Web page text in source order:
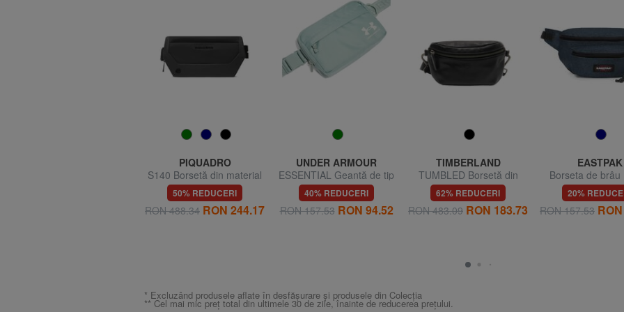
PIQUADRO
S140 Borsetă din material
reciclat
50% REDUCERI
RON 488.34 RON 244.17
UNDER ARMOUR
ESSENTIAL Geantă de tip
borsetă impermeabilă
40% REDUCERI
RON 157.53 RON 94.52
TIMBERLAND
TUMBLED Borsetă din
piele
62% REDUCERI
RON 483.09 RON 183.73
EASTPAK
Borseta de brâu
DOGGY
20%
RON 157.53
* Excluzând produsele aflate în desfășurare și produsele din Colecția
** Cel mai mic preț total din ultimele 30 de zile, înainte de reducerea prețului.